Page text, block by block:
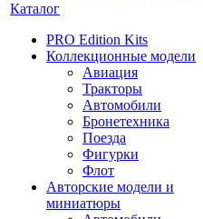
Каталог
PRO Edition Kits
Коллекционные модели
Авиация
Тракторы
Автомобили
Бронетехника
Поезда
Фигурки
Флот
Авторские модели и
миниатюры